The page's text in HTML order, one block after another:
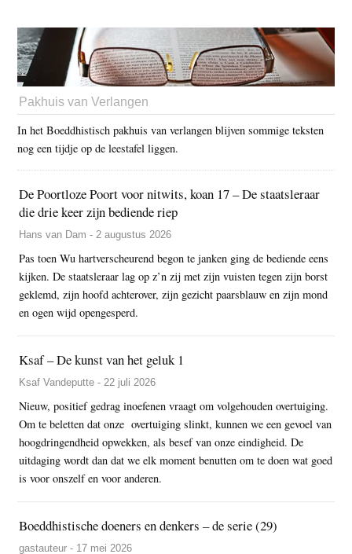
Pakhuis van Verlangen
In het Boeddhistisch pakhuis van verlangen blijven sommige teksten
nog een tijdje op de leestafel liggen.
De Poortloze Poort voor nitwits, koan 17 – De staatsleraar
die drie keer zijn bediende riep
Hans van Dam - 2 augustus 2026
Pas toen Wu hartverscheurend begon te janken ging de bediende eens
kijken. De staatsleraar lag op z’n zij met zijn vuisten tegen zijn borst
geklemd, zijn hoofd achterover, zijn gezicht paarsblauw en zijn mond
en ogen wijd opengesperd.
Ksaf – De kunst van het geluk 1
Ksaf Vandeputte - 22 juli 2026
Nieuw, positief gedrag inoefenen vraagt om volgehouden overtuiging.
Om te beletten dat onze overtuiging slinkt, kunnen we een gevoel van
hoogdringendheid opwekken, als besef van onze eindigheid. De
uitdaging wordt dan dat we elk moment benutten om te doen wat goed
is voor onszelf en voor anderen.
Boeddhistische doeners en denkers – de serie (29)
gastauteur - 17 mei 2026